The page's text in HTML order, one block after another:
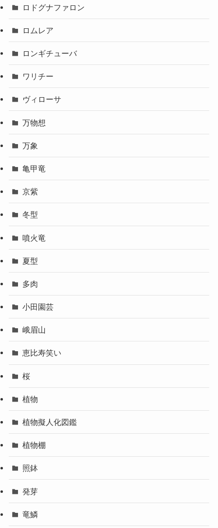
ロドグナファロン
ロムレア
ロンギチューバ
ワリチー
ヴィローサ
万物想
万象
亀甲竜
京紫
冬型
噴火竜
夏型
多肉
小田園芸
峨眉山
恵比寿笑い
桜
植物
植物擬人化図鑑
植物棚
照鉢
発芽
竜鱗